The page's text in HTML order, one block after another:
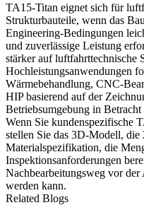
TA15-Titan eignet sich für
Strukturbauteile, wenn das
Engineering-Bedingungen
und zuverlässige Leistung
stärker auf luftfahrttechnische
Hochleistungsanwendungen
Wärmebehandlung, CNC-
HIP basierend auf der
Betriebsumgebung in Betracht
Wenn Sie kundenspezifische
stellen Sie das 3D-Modell,
Materialspezifikation, die
Inspektionsanforderungen
Nachbearbeitungsweg vor der
werden kann.
Related Blogs